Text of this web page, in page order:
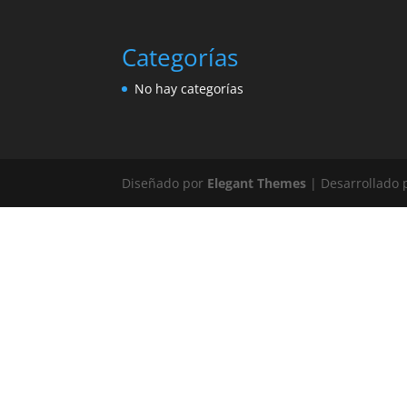
Categorías
No hay categorías
Diseñado por Elegant Themes | Desarrollado